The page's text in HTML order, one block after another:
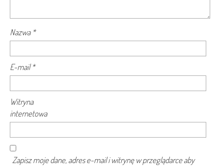
Nazwa *
E-mail*
Witryna
internetowa
Zapisz moje dane, adres e-mail i witrynę w przeglądarce aby